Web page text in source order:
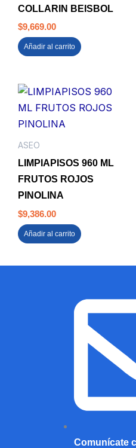
COLLARIN BEISBOL
$9,669.00
Añadir al carrito
ASEO
LIMPIAPISOS 960 ML
FRUTOS ROJOS
PINOLINA
$9,386.00
Añadir al carrito
Comunícate